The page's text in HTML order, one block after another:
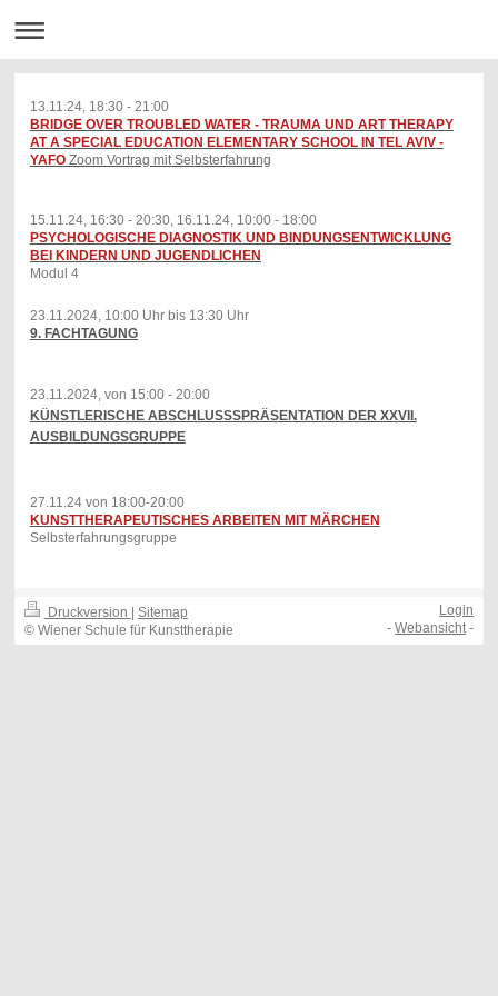
13.11.24, 18:30 - 21:00
BRIDGE OVER TROUBLED WATER - TRAUMA UND ART THERAPY
AT A SPECIAL EDUCATION ELEMENTARY SCHOOL IN TEL AVIV -
YAFO Zoom Vortrag mit Selbsterfahrung
15.11.24, 16:30 - 20:30, 16.11.24, 10:00 - 18:00​
PSYCHOLOGISCHE DIAGNOSTIK UND BINDUNGSENTWICKLUNG
BEI KINDERN UND JUGENDLICHEN
Modul 4
23.11.2024, 10:00 Uhr bis 13:30 Uhr
9. FACHTAGUNG
23.11.2024, von 15:00 - 20:00
KÜNSTLERISCHE ABSCHLUSSSPRÄSENTATION DER XXVII.
AUSBILDUNGSGRUPPE
27.11.24 von 18:00-20:00
KUNSTTHERAPEUTISCHES ARBEITEN MIT MÄRCHEN
Selbsterfahrungsgruppe
Druckversion
Sitemap
© Wiener Schule für Kunsttherapie
Login
-Webansicht-